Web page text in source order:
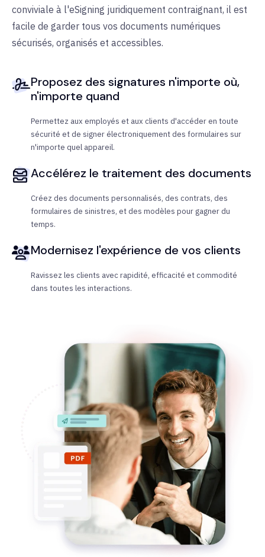
conviviale à l'eSigning juridiquement contraignant, il est
facile de garder tous vos documents numériques
sécurisés, organisés et accessibles.
Proposez des signatures n'importe où,
n'importe quand
Permettez aux employés et aux clients d'accéder en toute
sécurité et de signer électroniquement des formulaires sur
n'importe quel appareil.
Accélérez le traitement des documents
Créez des documents personnalisés, des contrats, des
formulaires de sinistres, et des modèles pour gagner du
temps.
Modernisez l'expérience de vos clients
Ravissez les clients avec rapidité, efficacité et commodité
dans toutes les interactions.